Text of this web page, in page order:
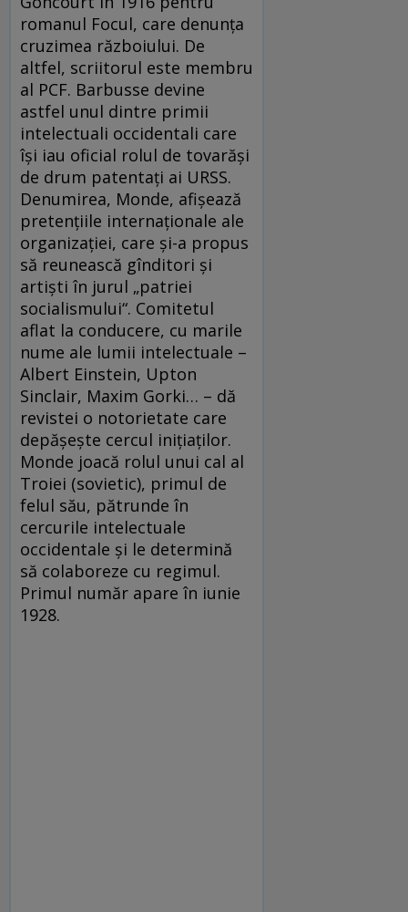
romanul Focul, care denunța
cruzimea războiului. De
altfel, scriitorul este membru
al PCF. Barbusse devine
astfel unul dintre primii
intelectuali occidentali care
își iau oficial rolul de tovarăși
de drum patentați ai URSS.
Denumirea, Monde, afișează
pretențiile internaționale ale
organizației, care și-a propus
să reunească gînditori și
artiști în jurul „patriei
socialismului“. Comitetul
aflat la conducere, cu marile
nume ale lumii intelectuale –
Albert Einstein, Upton
Sinclair, Maxim Gorki… – dă
revistei o notorietate care
depășește cercul inițiaților.
Monde joacă rolul unui cal al
Troiei (sovietic), primul de
felul său, pătrunde în
cercurile intelectuale
occidentale și le determină
să colaboreze cu regimul.
Primul număr apare în iunie
1928.